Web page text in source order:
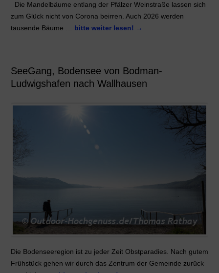
Die Mandelbäume entlang der Pfälzer Weinstraße lassen sich
zum Glück nicht von Corona beirren. Auch 2026 werden
tausende Bäume … bitte weiter lesen! →
SeeGang, Bodensee von Bodman-
Ludwigshafen nach Wallhausen
Die Bodenseeregion ist zu jeder Zeit Obstparadies. Nach gutem
Frühstück gehen wir durch das Zentrum der Gemeinde zurück